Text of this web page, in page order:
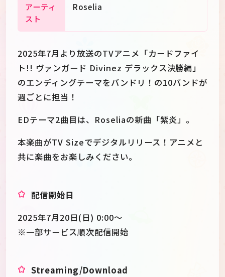
アーティ
スト
Roselia
2025年7月より放送のTVアニメ「カードファイ
ト!! ヴァンガード Divinez デラックス決勝編」
のエンディングテーマをバンドリ！の10バンドが
週ごとに担当！
EDテーマ2曲目は、Roseliaの新曲「紫炎」。
本楽曲がTV Sizeでデジタルリリース！アニメと
共に楽曲をお楽しみください。
配信開始日
2025年7月20日(日) 0:00〜
※一部サービス順次配信開始
Streaming/Download